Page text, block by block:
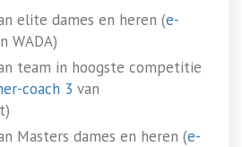
elite dames en heren (e-
WADA)
team in hoogste competitie
coach 3 van
Masters dames en heren (e-